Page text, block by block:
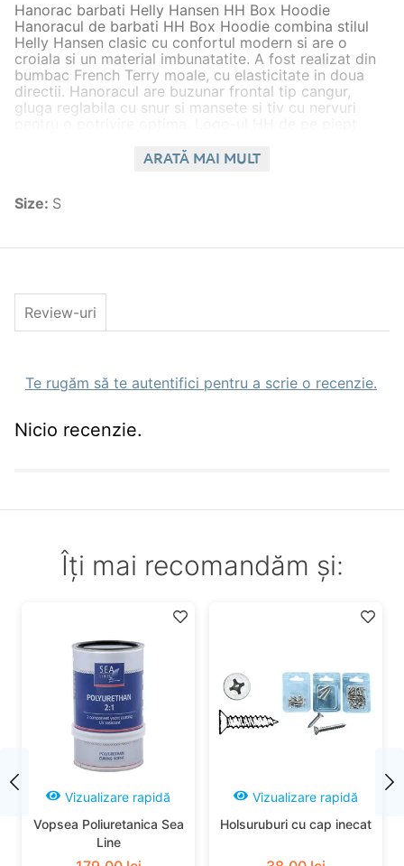
Hanorac barbati Helly Hansen HH Box Hoodie
Hanoracul de barbati HH Box Hoodie combina stilul
Helly Hansen clasic cu confortul modern si are o
croiala si un material imbunatatite. A fost realizat din
bumbac French Terry moale, cu elasticitate in doua
directii. Hanoracul are buzunar frontal tip cangur,
gluga reglabila cu snur si mansete si tiv cu nervuri
casual si pentru diverse conditii meteo, fie purtat
Detalii
100% bumbac
tiv:98% bumbac, 2% elastan
Ingrijire:
A se spala folosind culori similare. A se spala pe
Greutate:635 g
Material din bumbac tip French Terry
Guler striat
Performanta
Durabilitate:
nivel 4 6 (durabil - materialul are o
ARATĂ MAI MULT
Size: S
Review-uri
Te rugăm să te autentifici pentru a scrie o recenzie.
Nicio recenzie.
Îți mai recomandăm și:
Vizualizare rapidă
Vopsea Poliuretanica Sea
Line
Vizualizare rapidă
Holsuruburi cu cap inecat